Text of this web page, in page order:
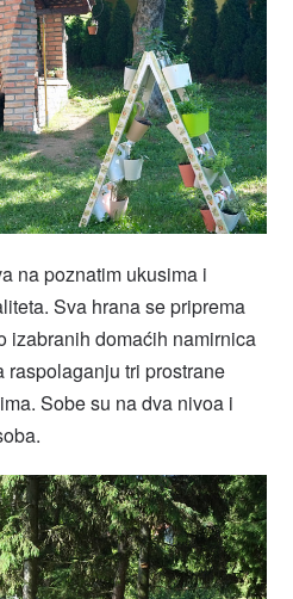
na poznatim ukusima i
Sva hrana se priprema
izabranih domaćih namirnica
raspolaganju tri prostrane
Sobe su na dva nivoa i